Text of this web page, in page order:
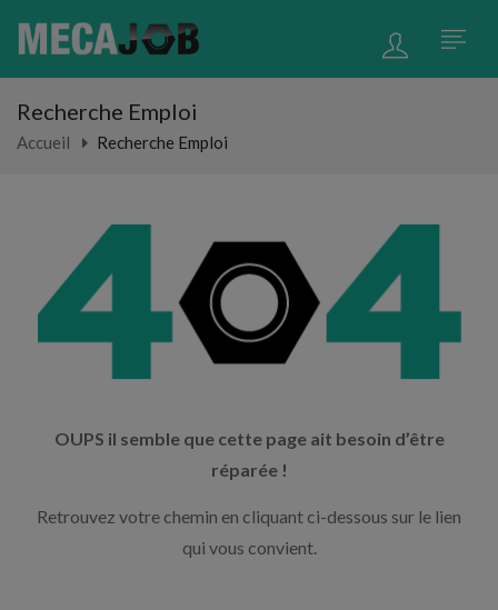
Recherche Emploi
Accueil Recherche Emploi
OUPS il semble que cette page ait besoin d’être
réparée !
Retrouvez votre chemin en cliquant ci-dessous sur le lien
qui vous convient.